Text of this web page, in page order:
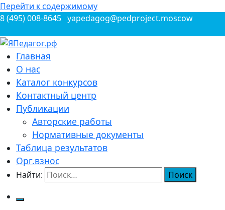
Перейти к содержимому
8 (495) 008-8645 yapedagog@pedproject.moscow
ЯПедагог.рф
Всероссийские конкурсы для педагогов
Главная
О нас
Каталог конкурсов
Контактный центр
Публикации
Авторские работы
Нормативные документы
Таблица результатов
Орг.взнос
Найти: